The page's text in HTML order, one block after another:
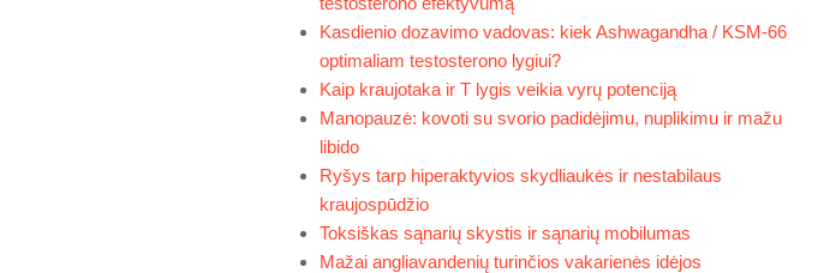
Kasdienio dozavimo vadovas: kiek Ashwagandha / KSM-66
optimaliam testosterono lygiui?
Kaip kraujotaka ir T lygis veikia vyrų potenciją
Manopauzė: kovoti su svorio padidėjimu, nuplikimu ir mažu
libido
Ryšys tarp hiperaktyvios skydliaukės ir nestabilaus
kraujospūdžio
Toksiškas sąnarių skystis ir sąnarių mobilumas
Mažai angliavandenių turinčios vakarienės idėjos